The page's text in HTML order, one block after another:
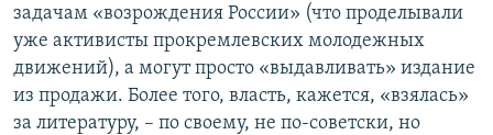
задачам «возрождения России» (что проделывали
уже активисты прокремлевских молодежных
движений), а могут просто «выдавливать» издание
из продажи. Более того, власть, кажется, «взялась»
за литературу, – по своему, не по-советски, но